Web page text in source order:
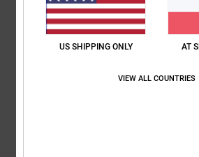
5
3. Februar 2026
US SHIPPING ONLY AT
VIEW ALL COUNTRIES